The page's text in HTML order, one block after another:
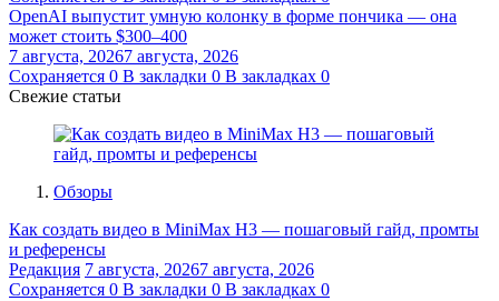
OpenAI выпустит умную колонку в форме пончика — она
может стоить $300–400
7 августа, 20267 августа, 2026
Сохраняется 0 В закладки 0 В закладках 0
Свежие статьи
Обзоры
Как создать видео в MiniMax H3 — пошаговый гайд, промты
и референсы
Редакция 7 августа, 20267 августа, 2026
Сохраняется 0 В закладки 0 В закладках 0